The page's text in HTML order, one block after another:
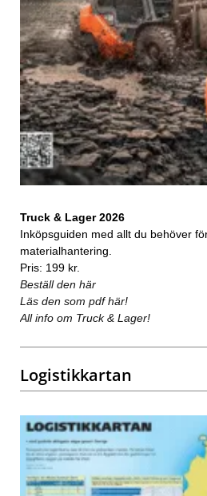
Truck & Lager 2026
Inköpsguiden med allt du behöver
materialhantering.
Pris: 199 kr.
Beställ den här
Läs den som pdf här!
All info om Truck & Lager!
Logistikkartan